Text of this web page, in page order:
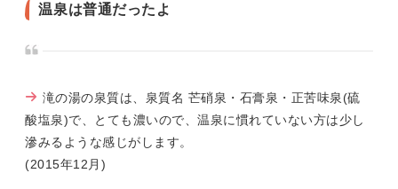
温泉は普通だったよ
滝の湯の泉質は、泉質名 芒硝泉・石膏泉・正苦味泉(硫
酸塩泉)で、とても濃いので、温泉に慣れていない方は少し
滲みるような感じがします。
(2015年12月)